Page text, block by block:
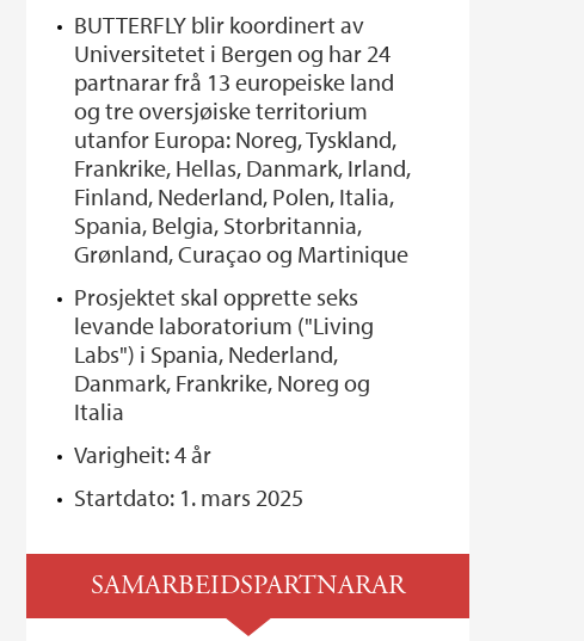
BUTTERFLY blir koordinert av
Universitetet i Bergen og har 24
partnarar frå 13 europeiske land
og tre oversjøiske territorium
utanfor Europa: Noreg, Tyskland,
Frankrike, Hellas, Danmark, Irland,
Finland, Nederland, Polen, Italia,
Spania, Belgia, Storbritannia,
Grønland, Curaçao og Martinique
Prosjektet skal opprette seks
levande laboratorium ("Living
Labs") i Spania, Nederland,
Danmark, Frankrike, Noreg og
Italia
Varigheit: 4 år
Startdato: 1. mars 2025
SAMARBEIDSPARTNARAR